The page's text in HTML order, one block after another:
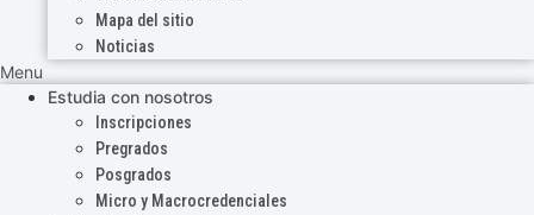
Mapa del sitio
Noticias
Menu
Estudia con nosotros
Inscripciones
Pregrados
Posgrados
Micro y Macrocredenciales